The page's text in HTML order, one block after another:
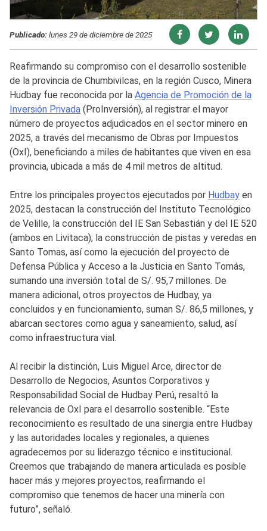
Publicado:lunes 29 de diciembre de 2025
Reafirmando su compromiso con el desarrollo sostenible
de la provincia de Chumbivilcas, en la región Cusco, Minera
Hudbay fue reconocida por la Agencia de Promoción de la
Inversión Privada (ProInversión), al registrar el mayor
número de proyectos adjudicados en el sector minero en
2025, a través del mecanismo de Obras por Impuestos
(OxI), beneficiando a miles de habitantes que viven en esa
provincia, ubicada a más de 4 mil metros de altitud.
Entre los principales proyectos ejecutados por Hudbay en
2025, destacan la construcción del Instituto Tecnológico
de Velille, la construcción del IE San Sebastián y del IE 520
(ambos en Livitaca); la construcción de pistas y veredas en
Santo Tomas, así como la ejecución del proyecto de
Defensa Pública y Acceso a la Justicia en Santo Tomás,
sumando una inversión total de S/. 95,7 millones. De
manera adicional, otros proyectos de Hudbay, ya
concluidos y en funcionamiento, suman S/. 86,5 millones, y
abarcan sectores como agua y saneamiento, salud, así
como infraestructura vial.
Al recibir la distinción, Luis Miguel Arce, director de
Desarrollo de Negocios, Asuntos Corporativos y
Responsabilidad Social de Hudbay Perú, resaltó la
relevancia de OxI para el desarrollo sostenible. “Este
reconocimiento es resultado de una sinergia entre Hudbay
y las autoridades locales y regionales, a quienes
agradecemos por su liderazgo técnico e institucional.
Creemos que trabajando de manera articulada es posible
hacer más y mejores proyectos, reafirmando el
compromiso que tenemos de hacer una minería con
futuro”, señaló.